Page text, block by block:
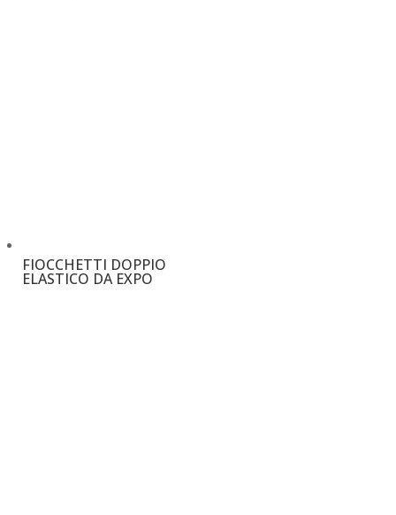
FIOCCHETTI DOPPIO
ELASTICO DA EXPO